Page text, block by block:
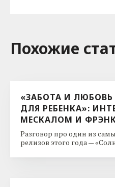
Похожие
«ЗАБОТА И
ДЛЯ РЕБЕНКА»:
МЕСКАЛОМ И
Разговор про один из
релизов этого года —